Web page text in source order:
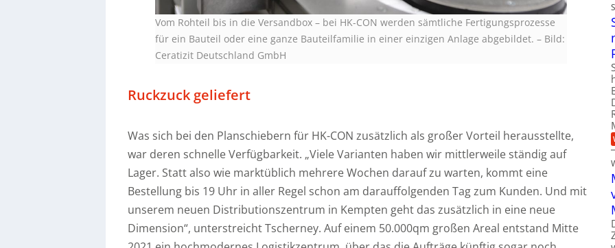
Vom Rohteil bis in die Versandbox – bei HK-CON werden sämtliche Fertigungsprozesse
für ein Bauteil oder eine ganze Bauteilfamilie in einer einzigen Anlage abgebildet. – Bild:
Ceratizit Deutschland GmbH
Ruckzuck geliefert
Was sich bei den Planschiebern für HK-CON zusätzlich als großer Vorteil herausstellte,
war deren schnelle Verfügbarkeit. „Viele Varianten haben wir mittlerweile ständig auf
Lager. Statt also wie marktüblich mehrere Wochen darauf zu warten, kommt eine
Bestellung bis 19 Uhr in aller Regel schon am darauffolgenden Tag zum Kunden. Und mit
unserem neuen Distributionszentrum in Kempten geht das zusätzlich in eine neue
Dimension“, unterstreicht Tscherney. Auf einem 50.000qm großen Areal entstand Mitte